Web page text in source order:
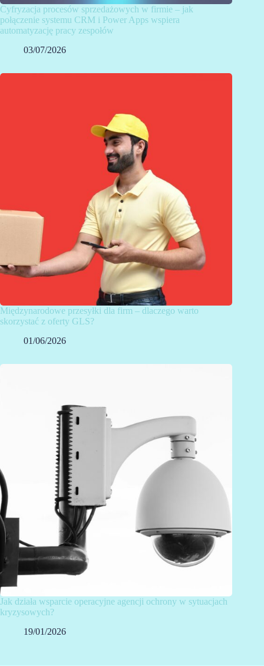
Cyfryzacja procesów sprzedażowych w firmie – jak
połączenie systemu CRM i Power Apps wspiera
automatyzację pracy zespołów
03/07/2026
Międzynarodowe przesyłki dla firm – dlaczego warto
skorzystać z oferty GLS?
01/06/2026
Jak działa wsparcie operacyjne agencji ochrony w sytuacjach
kryzysowych?
19/01/2026